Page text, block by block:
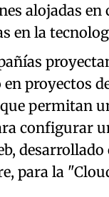
alojadas en
en la
proyectos
permitan
configurar
desarrollado
para la